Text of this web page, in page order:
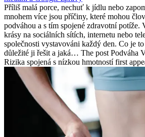
Příliš malá porce, nechuť k jídlu nebo
mnohem více jsou příčiny, které mohou
podváhou a s tím spojené zdravotní potíže.
krásy na sociálních sítích, internetu nebo
společnosti vystavováni každý den. Co je
důležité ji řešit a jaká… The post Podváha
Rizika spojená s nízkou hmotností first